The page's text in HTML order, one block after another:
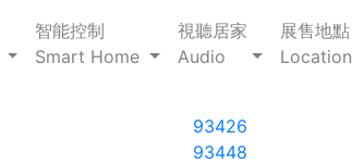
智能控制
Smart Home
視聽居家
Audio
展售地點
Location
93426
93448